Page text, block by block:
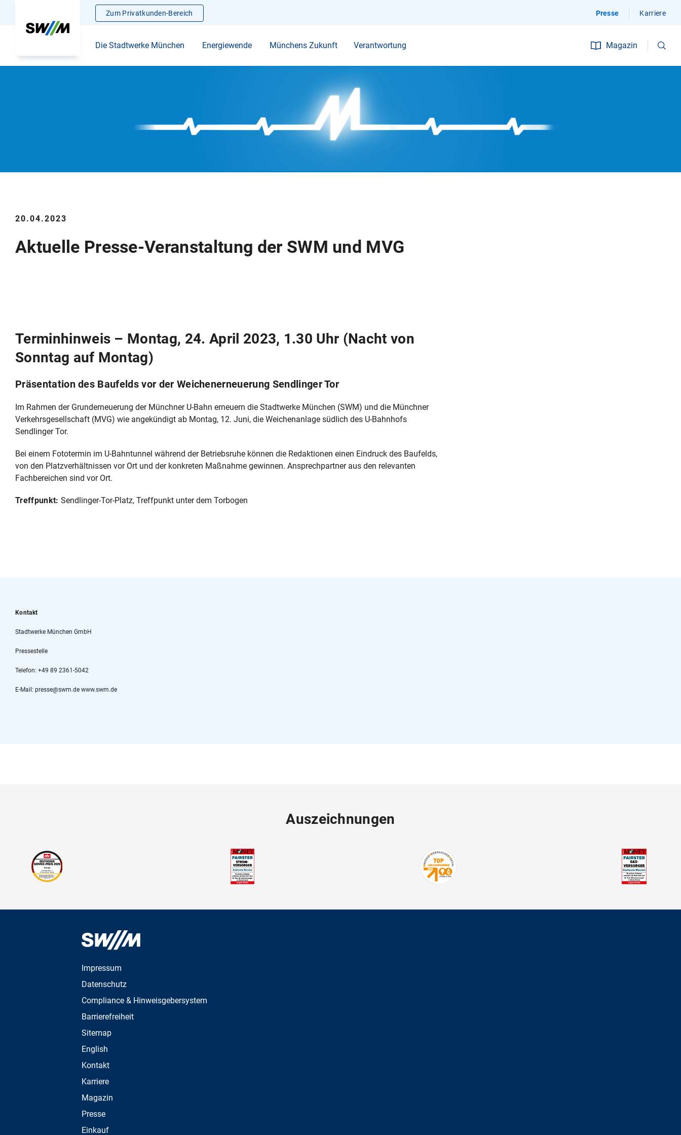
Zum Privatkunden-Bereich Presse Karriere
Die Stadtwerke München Energiewende Münchens Zukunft Verantwortung Magazin
20.04.2023
Aktuelle Presse-Veranstaltung der SWM und MVG
Terminhinweis – Montag, 24. April 2023, 1.30 Uhr (Nacht von
Sonntag auf Montag)
Präsentation des Baufelds vor der Weichenerneuerung Sendlinger Tor
Im Rahmen der Grunderneuerung der Münchner U-Bahn erneuern die Stadtwerke München (SWM) und die Münchner
Verkehrsgesellschaft (MVG) wie angekündigt ab Montag, 12. Juni, die Weichenanlage südlich des U-Bahnhofs
Sendlinger Tor.
Bei einem Fototermin im U-Bahntunnel während der Betriebsruhe können die Redaktionen einen Eindruck des Baufelds,
von den Platzverhältnissen vor Ort und der konkreten Maßnahme gewinnen. Ansprechpartner aus den relevanten
Fachbereichen sind vor Ort.
Treffpunkt: Sendlinger-Tor-Platz, Treffpunkt unter dem Torbogen
Kontakt
Stadtwerke München GmbH
Pressestelle
Telefon: +49 89 2361-5042
E-Mail: presse@swm.de www.swm.de
Auszeichnungen
Impressum
Datenschutz
Compliance & Hinweisgebersystem
Barrierefreiheit
Sitemap
English
Kontakt
Karriere
Magazin
Presse
Einkauf